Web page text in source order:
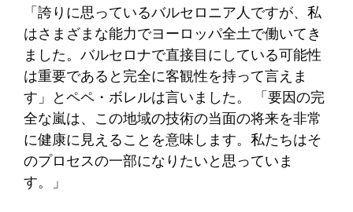
「誇りに思っているバルセロニア人ですが、私
はさまざまな能力でヨーロッパ全土で働いてき
ました。バルセロナで直接目にしている可能性
は重要であると完全に客観性を持って言えま
す」とペペ・ボレルは言いました。 「要因の完
全な嵐は、この地域の技術の当面の将来を非常
に健康に見えることを意味します。私たちはそ
のプロセスの一部になりたいと思っていま
す。」